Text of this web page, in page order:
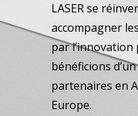
LASER se
accompagner
par
bénéficions
partenaires en
Europe.